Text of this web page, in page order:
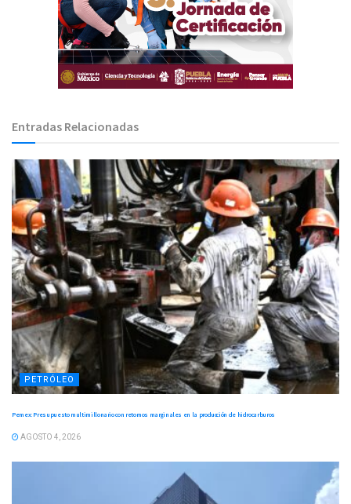
Entradas Relacionadas
PETRÓLEO
Pemex: Presupuesto multimillonario con retornos marginales en la producción de hidrocarburos
AGOSTO 4, 2026